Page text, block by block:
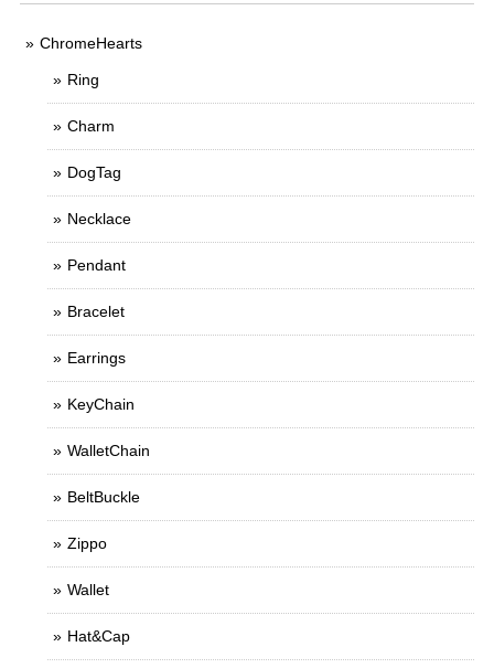
ChromeHearts
Ring
Charm
DogTag
Necklace
Pendant
Bracelet
Earrings
KeyChain
WalletChain
BeltBuckle
Zippo
Wallet
Hat&Cap